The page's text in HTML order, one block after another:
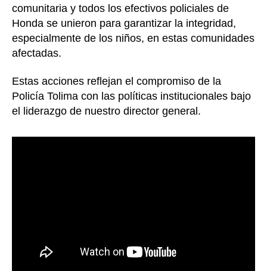
comunitaria y todos los efectivos policiales de
Honda se unieron para garantizar la integridad,
especialmente de los niños, en estas comunidades
afectadas.
Estas acciones reflejan el compromiso de la
Policía Tolima con las políticas institucionales bajo
el liderazgo de nuestro director general.